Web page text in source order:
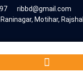
ribbd@gmail.com
Motihar,